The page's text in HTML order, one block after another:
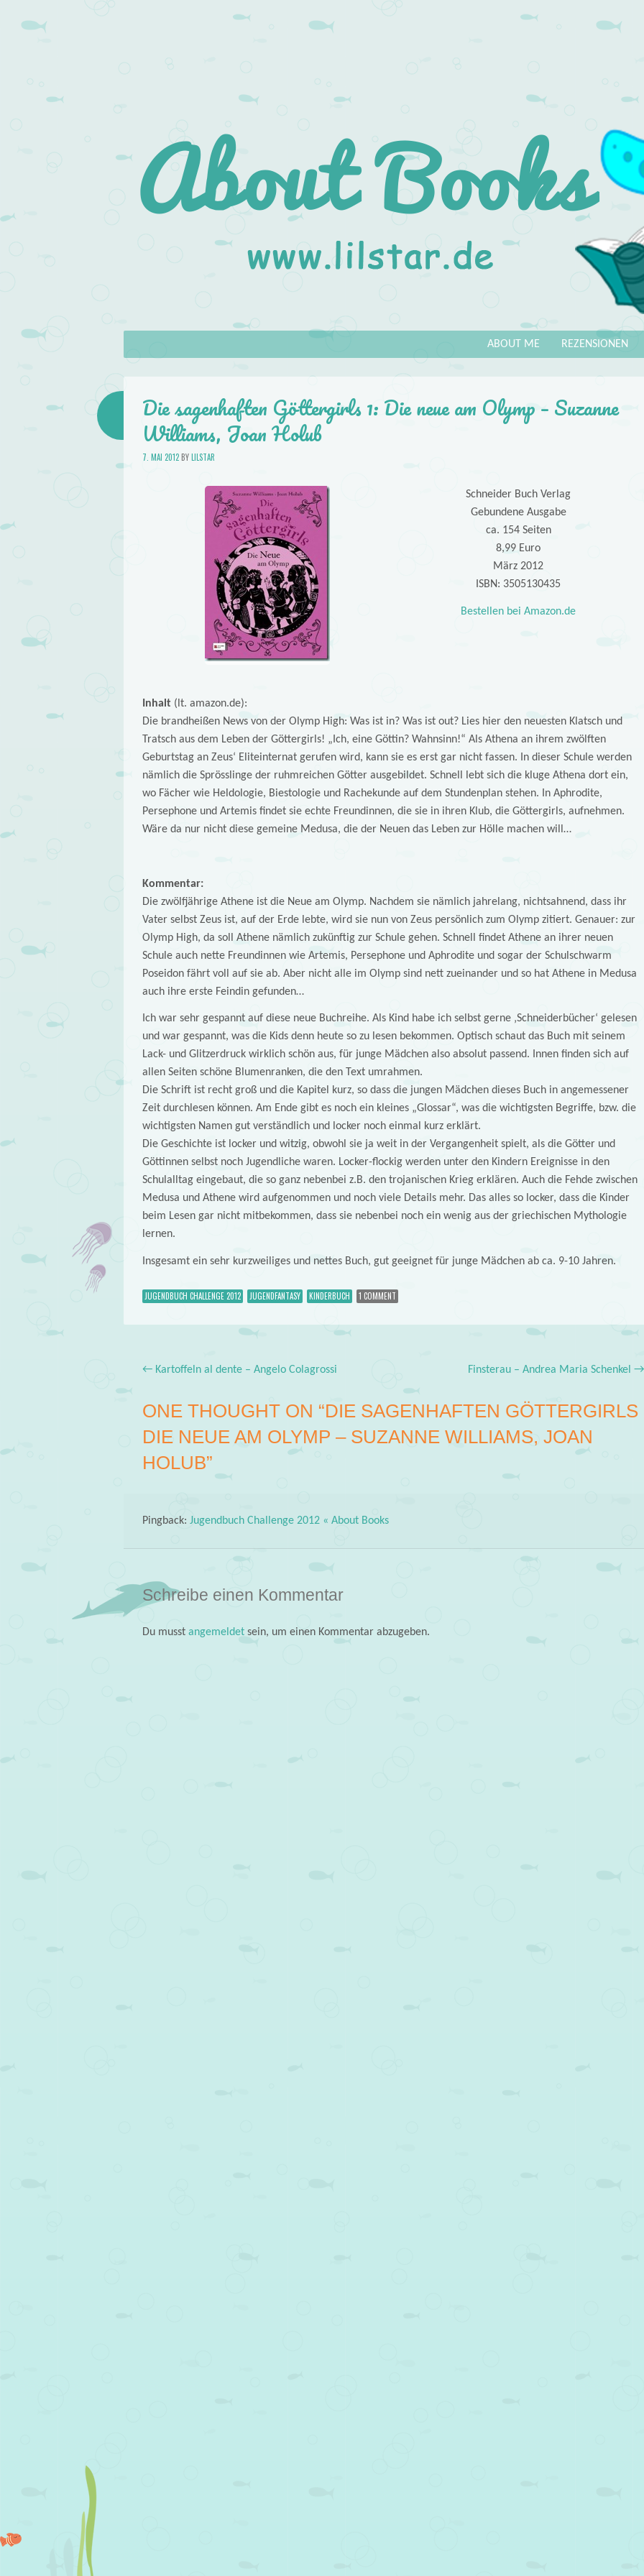
About
Books
Menu REZENSIONEN
ABOUT ME
Die sagenhaften Göttergirls 1: Die neue am Olymp – Suzanne
Williams, Joan Holub
7. MAI 2012BYLILSTAR
Schneider Buch Verlag
Gebundene Ausgabe
ca. 154 Seiten
8,99 Euro
März 2012
ISBN: 3505130435
Bestellen bei Amazon.de
Inhalt (lt. amazon.de):
Die brandheißen News von der Olymp High: Was ist in? Was ist out? Lies hier den neuesten Klatsch und
Tratsch aus dem Leben der Göttergirls! „Ich, eine Göttin? Wahnsinn!“ Als Athena an ihrem zwölften
Geburtstag an Zeus‘ Eliteinternat gerufen wird, kann sie es erst gar nicht fassen. In dieser Schule werden
nämlich die Sprösslinge der ruhmreichen Götter ausgebildet. Schnell lebt sich die kluge Athena dort ein,
wo Fächer wie Heldologie, Biestologie und Rachekunde auf dem Stundenplan stehen. In Aphrodite,
Persephone und Artemis findet sie echte Freundinnen, die sie in ihren Klub, die Göttergirls, aufnehmen.
Wäre da nur nicht diese gemeine Medusa, die der Neuen das Leben zur Hölle machen will…
Kommentar:
Die zwölfjährige Athene ist die Neue am Olymp. Nachdem sie nämlich jahrelang, nichtsahnend, dass ihr
Vater selbst Zeus ist, auf der Erde lebte, wird sie nun von Zeus persönlich zum Olymp zitiert. Genauer: zur
Olymp High, da soll Athene nämlich zukünftig zur Schule gehen. Schnell findet Athene an ihrer neuen
Schule auch nette Freundinnen wie Artemis, Persephone und Aphrodite und sogar der Schulschwarm
Poseidon fährt voll auf sie ab. Aber nicht alle im Olymp sind nett zueinander und so hat Athene in Medusa
auch ihre erste Feindin gefunden…
Ich war sehr gespannt auf diese neue Buchreihe. Als Kind habe ich selbst gerne ‚Schneiderbücher‘ gelesen
und war gespannt, was die Kids denn heute so zu lesen bekommen. Optisch schaut das Buch mit seinem
Lack- und Glitzerdruck wirklich schön aus, für junge Mädchen also absolut passend. Innen finden sich auf
allen Seiten schöne Blumenranken, die den Text umrahmen.
Die Schrift ist recht groß und die Kapitel kurz, so dass die jungen Mädchen dieses Buch in angemessener
Zeit durchlesen können. Am Ende gibt es noch ein kleines „Glossar“, was die wichtigsten Begriffe, bzw. die
wichtigsten Namen gut verständlich und locker noch einmal kurz erklärt.
Die Geschichte ist locker und witzig, obwohl sie ja weit in der Vergangenheit spielt, als die Götter und
Göttinnen selbst noch Jugendliche waren. Locker-flockig werden unter den Kindern Ereignisse in den
Schulalltag eingebaut, die so ganz nebenbei z.B. den trojanischen Krieg erklären. Auch die Fehde zwischen
Medusa und Athene wird aufgenommen und noch viele Details mehr. Das alles so locker, dass die Kinder
beim Lesen gar nicht mitbekommen, dass sie nebenbei noch ein wenig aus der griechischen Mythologie
lernen.
Insgesamt ein sehr kurzweiliges und nettes Buch, gut geeignet für junge Mädchen ab ca. 9-10 Jahren.
JUGENDBUCH CHALLENGE 2012 JUGENDFANTASY KINDERBUCH 1 COMMENT
Post navigation
←Kartoffeln al dente – Angelo Colagrossi Finsterau – Andrea Maria Schenkel→
ONE THOUGHT ON “DIE SAGENHAFTEN GÖTTERGIRLS
DIE NEUE AM OLYMP – SUZANNE WILLIAMS, JOAN
HOLUB”
Pingback: Jugendbuch Challenge 2012 « About Books
Schreibe einen Kommentar
Du musst angemeldetsein, um einen Kommentar abzugeben.